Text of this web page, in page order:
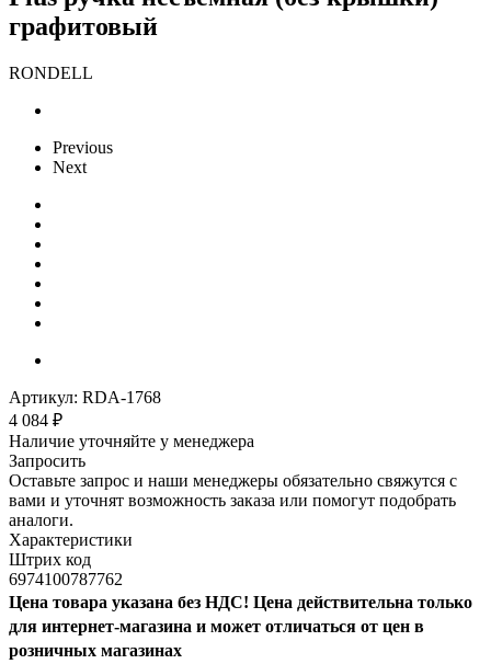
графитовый
RONDELL
Previous
Next
Артикул: RDA-1768
4 084 ₽
Наличие уточняйте у менеджера
Запросить
Оставьте запрос и наши менеджеры обязательно свяжутся с
вами и уточнят возможность заказа или помогут подобрать
аналоги.
Характеристики
Штрих код
6974100787762
Цена товара указана без НДС! Цена действительна только
для интернет-магазина и может отличаться от цен в
розничных магазинах